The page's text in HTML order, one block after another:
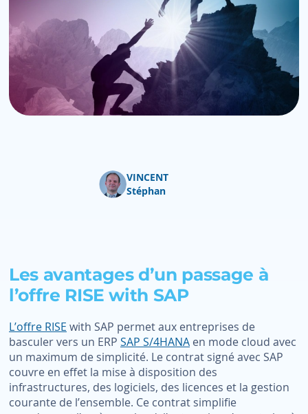
VINCENT
Stéphan
Les avantages d’un passage à
l’offre RISE with SAP
L’offre RISE with SAP permet aux entreprises de
basculer vers un ERP SAP S/4HANA en mode cloud avec
un maximum de simplicité. Le contrat signé avec SAP
couvre en effet la mise à disposition des
infrastructures, des logiciels, des licences et la gestion
courante de l’ensemble. Ce contrat simplifie